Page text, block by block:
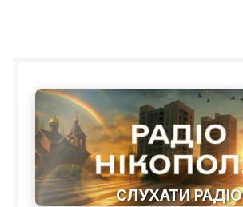
СЛУХАТИ РАДІО